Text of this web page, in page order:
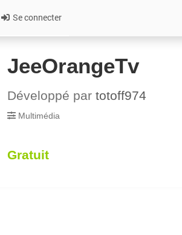
Se connecter
JeeOrangeTv
Développé par totoff974
Multimédia
Gratuit